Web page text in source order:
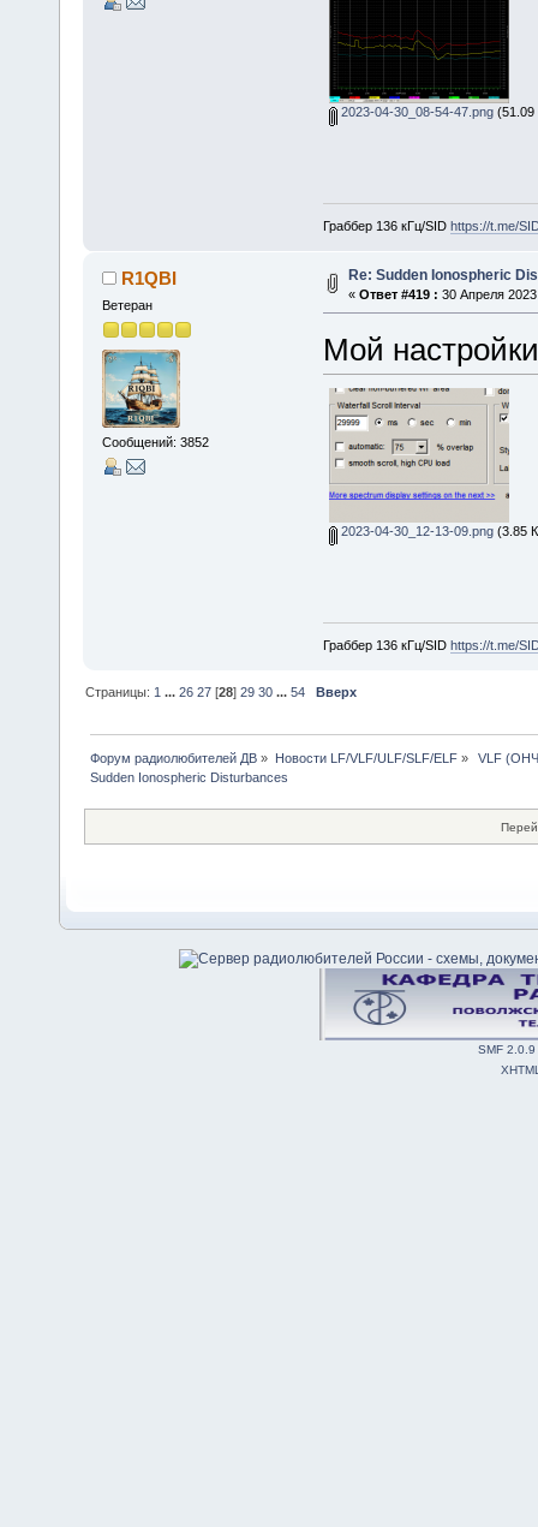
2023-04-30_08-54-47.png(51.09
Граббер 136 кГц/SID https://t.me/
R1QBI
Ветеран
Сообщений: 3852
Re: Sudden Ionospheric
« Ответ #419 : 30 Апреля
Мой
2023-04-30_12-13-09.png(3.85
Граббер 136 кГц/SID https://t.me/
Страницы: 1 ...26 27 [28]29 30 ...54 Вверх
Форум радиолюбителей ДВ » Новости LF/VLF/ULF/SLF/ELF»
VLF (ОНЧ
Sudden Ionospheric Disturbances
SMF 2.0.9